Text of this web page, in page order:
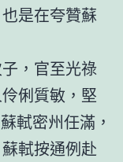
是在夸贊蘇
，官至光祿
俐質敏，堅
軾密州任滿，
軾按通例赴